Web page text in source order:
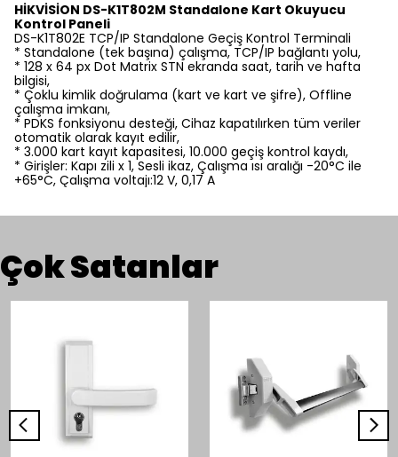
HİKVİSİON DS-K1T802M Standalone Kart Okuyucu
Kontrol Paneli
DS-K1T802E TCP/IP Standalone Geçiş Kontrol Terminali
* Standalone (tek başına) çalışma, TCP/IP bağlantı yolu,
* 128 x 64 px Dot Matrix STN ekranda saat, tarih ve hafta
bilgisi,
* Çoklu kimlik doğrulama (kart ve kart ve şifre), Offline
çalışma imkanı,
* PDKS fonksiyonu desteği, Cihaz kapatılırken tüm veriler
otomatik olarak kayıt edilir,
* 3.000 kart kayıt kapasitesi, 10.000 geçiş kontrol kaydı,
* Girişler: Kapı zili x 1, Sesli ikaz, Çalışma ısı aralığı -20°C ile
+65°C, Çalışma voltajı:12 V, 0,17 A
Çok Satanlar